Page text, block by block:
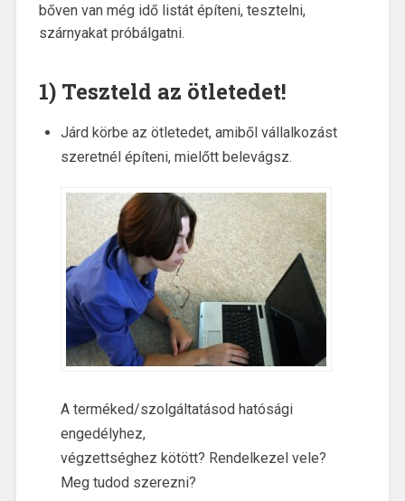
bőven van még idő listát építeni, tesztelni,
szárnyakat próbálgatni.
1) Teszteld az ötletedet!
Járd körbe az ötletedet, amiből vállalkozást
szeretnél építeni, mielőtt belevágsz.
A terméked/szolgáltatásod hatósági
engedélyhez,
végzettséghez kötött? Rendelkezel vele?
Meg tudod szerezni?